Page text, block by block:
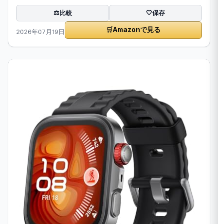
⚖️比較 🤍保存
2026年07月19日 🛒Amazonで見る